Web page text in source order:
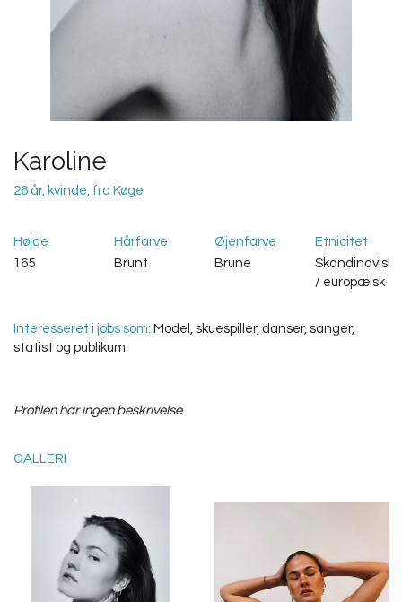
Karoline
26 år, kvinde, fra Køge
Højde
165
Hårfarve
Brunt
Øjenfarve
Brune
Etnicitet
Skandinavisk
/ europæisk
Interesseret i jobs som: Model, skuespiller, danser, sanger,
statist og publikum
Profilen har ingen beskrivelse
GALLERI